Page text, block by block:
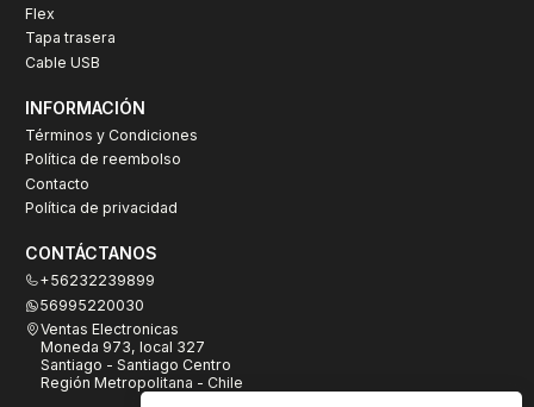
Flex
Tapa trasera
Cable USB
INFORMACIÓN
Términos y Condiciones
Política de reembolso
Contacto
Política de privacidad
CONTÁCTANOS
+56232239899
56995220030
Ventas Electronicas
Moneda 973, local 327
Santiago - Santiago Centro
Región Metropolitana - Chile